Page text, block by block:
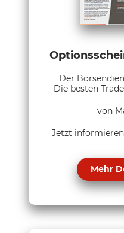
Der
Die besten
von
Jetzt
Mehr